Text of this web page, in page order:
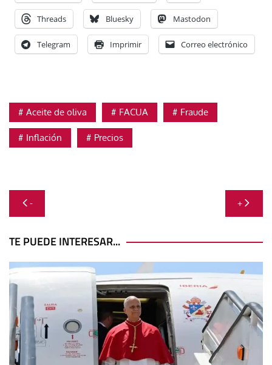
Threads Bluesky Mastodon
Telegram Imprimir Correo electrónico
Aceite de oliva FACUA Fraude
Inflación Precios
Navegación
de
entradas
- +
TE PUEDE INTERESAR...